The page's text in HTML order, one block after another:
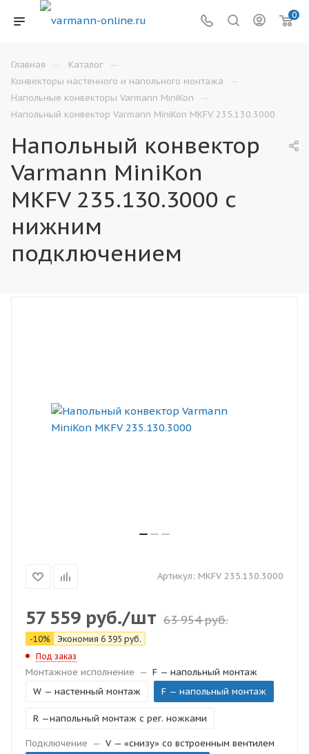
0
Главная — Каталог —
Конвекторы настенного и напольного монтажа —
Напольные конвекторы Varmann MiniKon —
Напольный конвектор Varmann MiniKon MKFV 235.130.3000
Напольный конвектор
Varmann MiniKon
MKFV 235.130.3000 с
нижним
подключением
Артикул: MKFV 235.130.3000
57 559 руб./шт 63 954руб.
-10% Экономия 6 395 руб.
Под заказ
Монтажное исполнение — F — напольный монтаж
W — настенный монтаж
F — напольный монтаж
R —напольный монтаж с рег. ножками
Подключение — V — «снизу» со встроенным вентилем